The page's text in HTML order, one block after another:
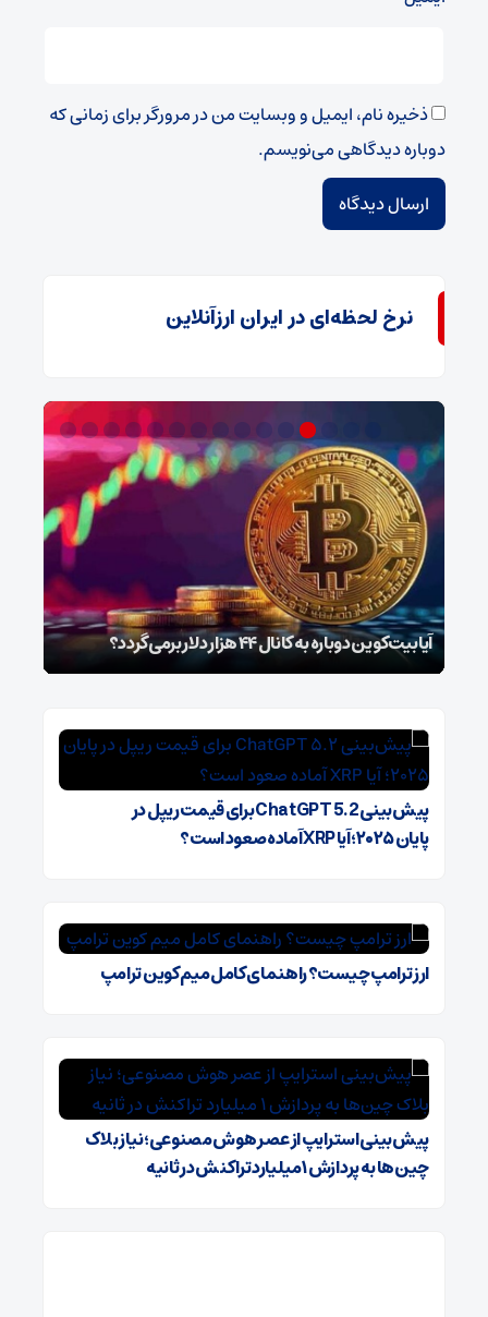
ذخیره نام، ایمیل و وبسایت من در مرورگر برای زمانی که
دوباره دیدگاهی می‌نویسم.
نرخ لحظه‌ای در ایران ارزآنلاین
آیا بیت‌کوین دوباره به کانال ۴۴ هزار دلار برمی‌گردد؟
پیش‌بینی ChatGPT 5.2 برای قیمت ریپل در
پایان ۲۰۲۵؛ آیا XRP آماده صعود است؟
ارز ترامپ چیست؟ راهنمای کامل میم کوین ترامپ
پیش‌بینی استرایپ از عصر هوش مصنوعی؛ نیاز بلاک
چین‌ها به پردازش ۱ میلیارد تراکنش در ثانیه